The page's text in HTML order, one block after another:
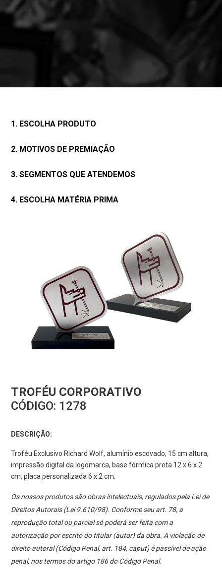
1. ESCOLHA PRODUTO
2. MOTIVOS DE PREMIAÇÃO
3. SEGMENTOS QUE ATENDEMOS
4. ESCOLHA MATÉRIA PRIMA
TROFÉU CORPORATIVO
CÓDIGO: 1278
DESCRIÇÃO:
Troféu Exclusivo Richard Wolf, alumínio escovado, 15 cm altura,
impressão digital da logomarca, base fórmica preta 12 x 6 x 2
cm, placa personalizada 6 x 2 cm.
Os nossos produtos são obras intelectuais, regulados pela Lei de
Direitos Autorais (Lei 9.610/98). Conforme seu art. 78, a
reprodução total ou parcial só poderá ser feita com a
autorização por escrito do titular (autor) da obra. A violação de
direito autoral (Código Penal, art. 184, caput) é passível de ação
penal, nos termos do artigo 186 do Código Penal.